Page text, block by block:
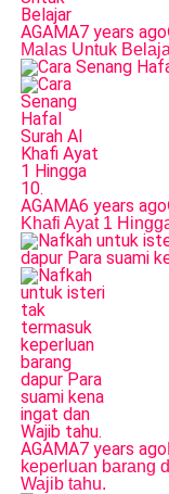
AGAMA7 years ago
Malas Untuk
AGAMA6 years ago
Khafi Ayat 1
AGAMA7 years ago
keperluan barang
Wajib tahu.